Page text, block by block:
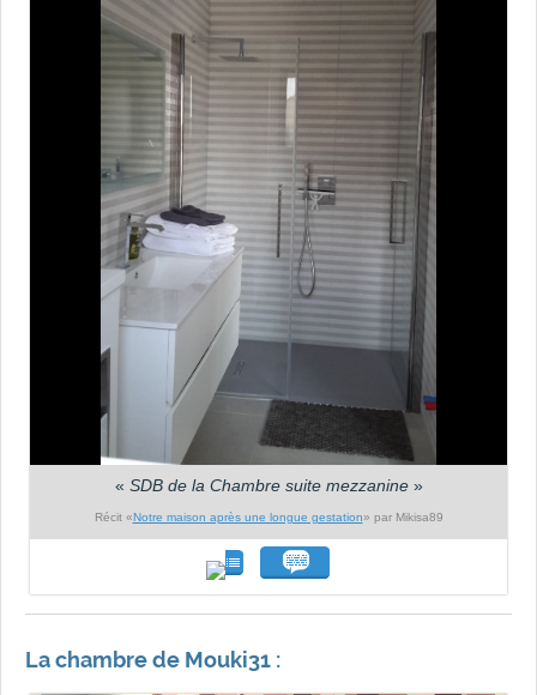
« SDB de la Chambre suite mezzanine»
Récit «Notre maison après une longue gestation» par Mikisa89
La chambre de Mouki31 :